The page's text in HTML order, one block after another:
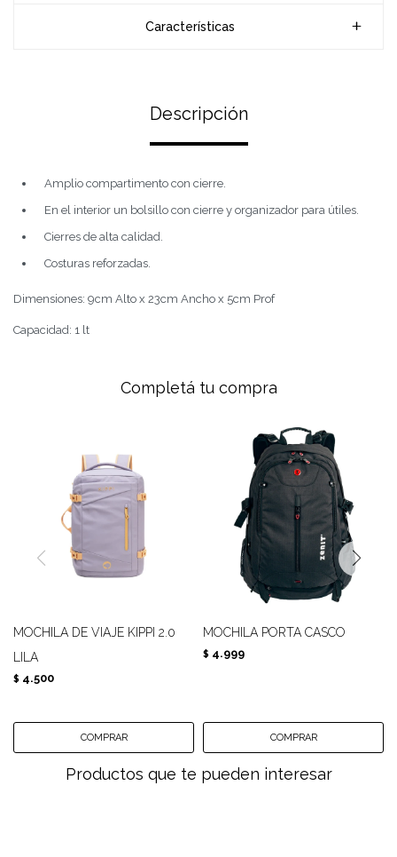
Características
Descripción
Amplio compartimento con cierre.
En el interior un bolsillo con cierre y organizador para útiles.
Cierres de alta calidad.
Costuras reforzadas.
Dimensiones: 9cm Alto x 23cm Ancho x 5cm Prof
Capacidad: 1 lt
Completá tu compra
MOCHILA DE VIAJE KIPPI 2.0
LILA
$ 4.500
MOCHILA PORTA CASCO
$ 4.999
Productos que te pueden interesar